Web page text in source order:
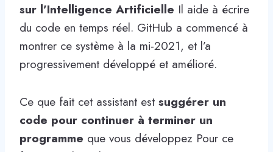
sur l’Intelligence Artificielle Il aide à écrire
du code en temps réel. GitHub a commencé à
montrer ce système à la mi-2021, et l’a
progressivement développé et amélioré.
Ce que fait cet assistant est suggérer un
code pour continuer à terminer un
programme que vous développez Pour ce